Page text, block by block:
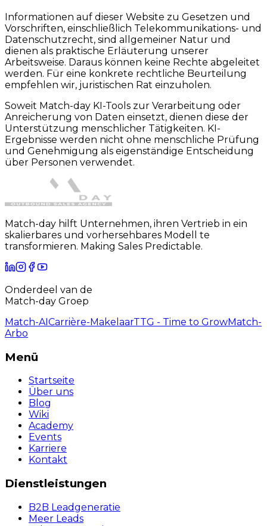
Informationen auf dieser Website zu Gesetzen und
Vorschriften, einschließlich Telekommunikations- und
Datenschutzrecht, sind allgemeiner Natur und
dienen als praktische Erläuterung unserer
Arbeitsweise. Daraus können keine Rechte abgeleitet
werden. Für eine konkrete rechtliche Beurteilung
empfehlen wir, juristischen Rat einzuholen.
Soweit Match-day KI-Tools zur Verarbeitung oder
Anreicherung von Daten einsetzt, dienen diese der
Unterstützung menschlicher Tätigkeiten. KI-
Ergebnisse werden nicht ohne menschliche Prüfung
und Genehmigung als eigenständige Entscheidung
über Personen verwendet.
Match-day hilft Unternehmen, ihren Vertrieb in ein
skalierbares und vorhersehbares Modell te
transformieren. Making Sales Predictable.
Onderdeel van de
Match-day Groep
Match-AICarrière-MakelaarTTG - Time to GrowMatch-
Arbo
Menü
Startseite
Über uns
Blog
Wiki
Academy
Events
Karriere
Kontakt
Dienstleistungen
B2B Leadgeneratie
Meer Leads